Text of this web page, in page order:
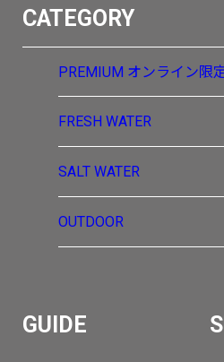
CATEGORY
PREMIUM オンライン限
FRESH WATER
SALT WATER
OUTDOOR
GUIDE